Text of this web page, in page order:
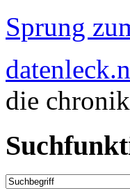
Sprung
die